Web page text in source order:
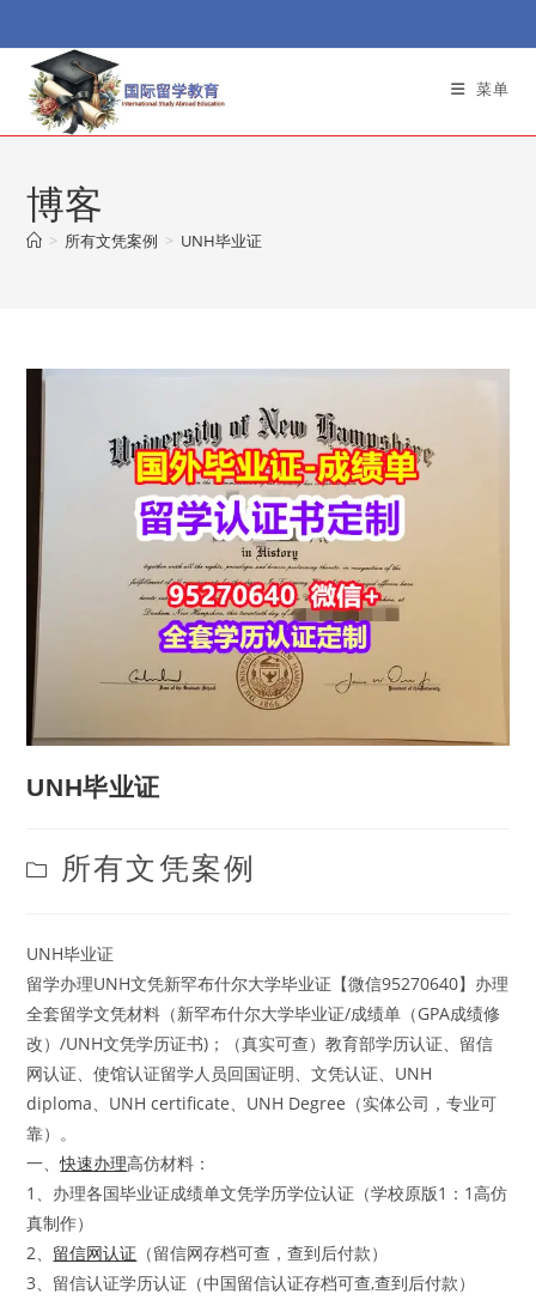
to
content
菜单
博客
> 所有文凭案例 > UNH毕业证
UNH毕业证
Post
category:
所有文凭案例
UNH毕业证
留学办理UNH文凭新罕布什尔大学毕业证【微信95270640】办理
全套留学文凭材料（新罕布什尔大学毕业证/成绩单（GPA成绩修
改）/UNH文凭学历证书)；（真实可查）教育部学历认证、留信
网认证、使馆认证留学人员回国证明、文凭认证、UNH
diploma、UNH certificate、UNH Degree（实体公司，专业可
靠）。
一、快速办理高仿材料：
1、办理各国毕业证成绩单文凭学历学位认证（学校原版1：1高仿
真制作）
2、 留信网认证 （留信网存档可查，查到后付款）
3、留信认证学历认证（中国留信认证存档可查,查到后付款）